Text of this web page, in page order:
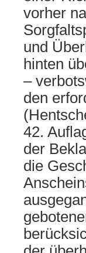
vorher
und
hinten
–
den
42.
der
die